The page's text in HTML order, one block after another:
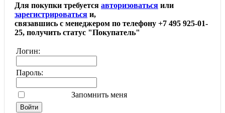
Для покупки требуется авторизоваться или
зарегистрироваться и,
связавшись с менеджером по телефону +7 495 925-01-
25, получить статус "Покупатель"
Логин:
Пароль:
Запомнить меня